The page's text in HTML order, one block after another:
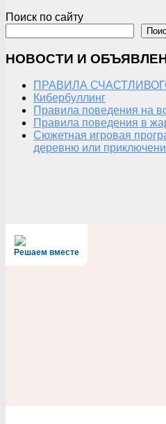
Поиск по сайту
НОВОСТИ И
ПРАВИЛА
Кибербуллинг
Правила поведения на
Правила поведения в
Сюжетная игровая
деревню или
Решаем вместе